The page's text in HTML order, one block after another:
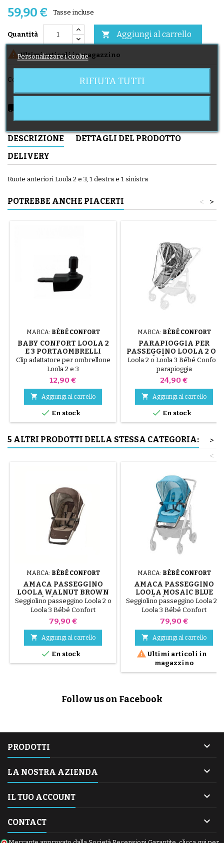
59,90 € Tasse incluse
Quantità  Aggiungi al carrello
Ultimi articoli in magazzino
Condividi
local_shipping
DESCRIZIONE
DETTAGLI DEL PRODOTTO
DELIVERY
Ruote anteriori Loola 2 e 3, 1 destra e 1 sinistra
POTREBBE ANCHE PIACERTI >
<
MARCA: BÉBÉ CONFORT
BABY CONFORT LOOLA 2
E 3 PORTAOMBRELLI
Clip adattatore per ombrellone
Loola 2 e 3
Prezzo
12,90 €
 Aggiungi al carrello
 En stock
MARCA: BÉBÉ CONFORT
PARAPIOGGIA PER
PASSEGGINO LOOLA 2 O 3
BÉBÉ CONFORT
Loola 2 o Loola 3 Bébé Confort
parapioggia
Prezzo
24,90 €
 Aggiungi al carrello
 En stock
5 ALTRI PRODOTTI DELLA STESSA CATEGORIA:
>
<
MARCA: BÉBÉ CONFORT
AMACA PASSEGGINO
LOOLA WALNUT BROWN
BÉBÉ CONFORT
Seggiolino passeggino Loola 2 o
Loola 3 Bébé Confort
Prezzo
79,90 €
 Aggiungi al carrello
 En stock
MARCA: BÉBÉ CONFORT
AMACA PASSEGGINO
LOOLA MOSAIC BLUE
BÉBÉ CONFORT
Seggiolino passeggino Loola 2 o
Loola 3 Bébé Confort
Prezzo
79,90 €
 Aggiungi al carrello
 Ultimi articoli in
magazzino
Follow us on Facebook
PRODOTTI 
LA NOSTRA AZIENDA 
IL TUO ACCOUNT 
CONTACT 
Personalizzare i cookie
RIFIUTA TUTTI